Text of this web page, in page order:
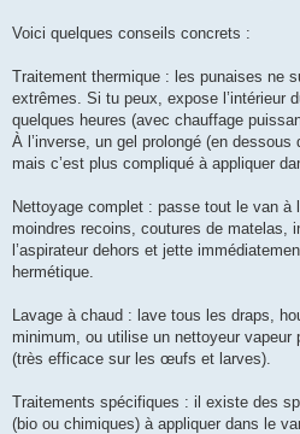
Voici quelques conseils concrets :
Traitement thermique : les punaises ne
extrêmes. Si tu peux, expose l’intérieur
quelques heures (avec chauffage
À l’inverse, un gel prolongé (en dessous
mais c’est plus compliqué à appliquer
Nettoyage complet : passe tout le van à
moindres recoins, coutures de matelas,
l’aspirateur dehors et jette
hermétique.
Lavage à chaud : lave tous les draps,
minimum, ou utilise un nettoyeur
(très efficace sur les œufs et larves).
Traitements spécifiques : il existe des
(bio ou chimiques) à appliquer dans le